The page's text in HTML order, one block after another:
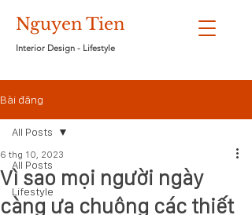
Nguyen Tien
Interior Design - Lifestyle
Bài đăng
All Posts
Lifestyle
All Posts
Vì sao mọi người ngày
càng ưa chuộng các thiết
6 thg 10, 2023